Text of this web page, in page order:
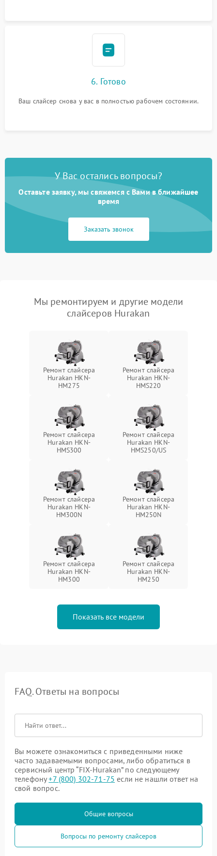
6. Готово
Ваш слайсер снова у вас в полностью рабочем состоянии.
У Вас остались вопросы?
Оставьте заявку, мы свяжемся с Вами в ближайшее
время
Заказать звонок
Мы ремонтируем и другие модели
слайсеров Hurakan
Ремонт слайсера
Hurakan HKN-
HM275
Ремонт слайсера
Hurakan HKN-
HMS220
Ремонт слайсера
Hurakan HKN-
HMS300
Ремонт слайсера
Hurakan HKN-
HMS250/US
Ремонт слайсера
Hurakan HKN-
HM300N
Ремонт слайсера
Hurakan HKN-
HM250N
Ремонт слайсера
Hurakan HKN-
HM300
Ремонт слайсера
Hurakan HKN-
HM250
Показать все модели
FAQ. Ответы на вопросы
Вы можете ознакомиться с приведенными ниже
часто задаваемыми вопросами, либо обратиться в
сервисный центр “FIX-Hurakan” по следующему
телефону+7 (800) 302-71-75 если не нашли ответ на
свой вопрос.
Общие вопросы
Вопросы по ремонту слайсеров